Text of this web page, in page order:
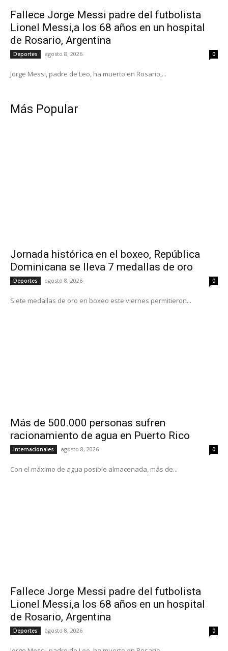
Fallece Jorge Messi padre del futbolista
Lionel Messi,a los 68 años en un hospital
de Rosario, Argentina
Deportes agosto 8, 2026 0
Jorge Messi, padre de Leo, ha muerto en Rosario,...
Más Popular
Jornada histórica en el boxeo, República
Dominicana se lleva 7 medallas de oro
Deportes agosto 8, 2026 0
Siete medallas de oro en boxeo este viernes permitieron...
Más de 500.000 personas sufren
racionamiento de agua en Puerto Rico
Internacionales agosto 8, 2026 0
Con el máximo de agua posible almacenada, más de...
Fallece Jorge Messi padre del futbolista
Lionel Messi,a los 68 años en un hospital
de Rosario, Argentina
Deportes agosto 8, 2026 0